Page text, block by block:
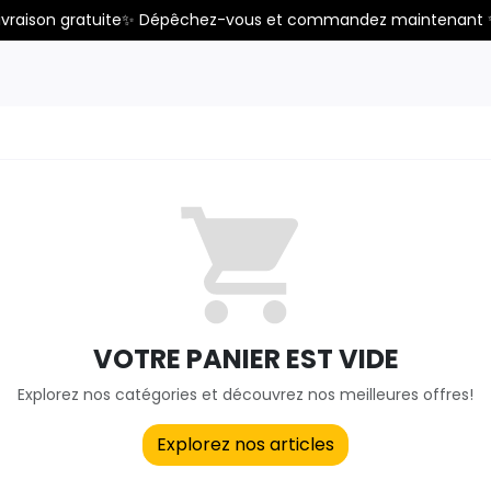
gratuite✨ Dépêchez-vous et commandez maintenant
VOTRE PANIER EST VIDE
Explorez nos catégories et découvrez nos meilleures offres!
Explorez nos articles